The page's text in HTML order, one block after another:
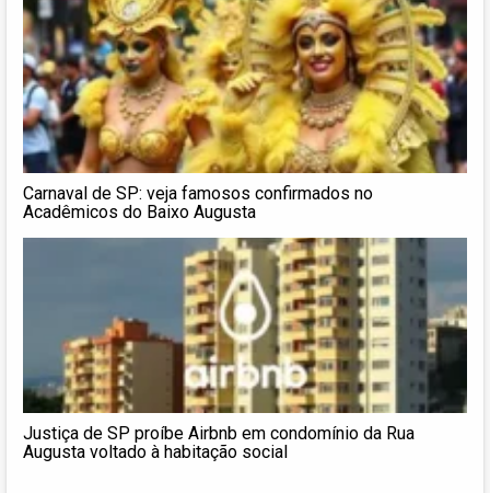
Carnaval de SP: veja famosos confirmados no
Acadêmicos do Baixo Augusta
Justiça de SP proíbe Airbnb em condomínio da Rua
Augusta voltado à habitação social